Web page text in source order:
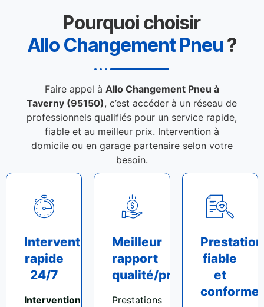
Pourquoi choisir
Allo Changement Pneu ?
Faire appel à Allo Changement Pneu à
Taverny (95150), c’est accéder à un réseau de
professionnels qualifiés pour un service rapide,
fiable et au meilleur prix. Intervention à
domicile ou en garage partenaire selon votre
besoin.
Intervention
rapide
24/7
Intervention
Meilleur
rapport
qualité/prix
Prestations
Prestation
fiable
et
conforme